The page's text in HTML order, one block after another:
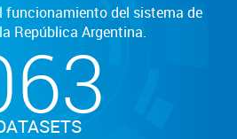
funcionamiento del sistema de
República Argentina.